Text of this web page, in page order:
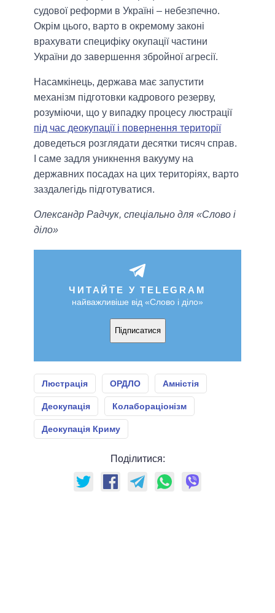
судової реформи в Україні – небезпечно.
Окрім цього, варто в окремому законі
врахувати специфіку окупації частини
України до завершення збройної агресії.
Насамкінець, держава має запустити
механізм підготовки кадрового резерву,
розуміючи, що у випадку процесу люстрації
під час деокупації і повернення території
доведеться розглядати десятки тисяч справ.
І саме задля уникнення вакууму на
державних посадах на цих територіях, варто
заздалегідь підготуватися.
Олександр Радчук, спеціально для «Слово і
діло»
ЧИТАЙТЕ У TELEGRAM
найважливіше від «Слово і діло»
Підписатися
Люстрація ОРДЛО Амністія
Деокупація Колабораціонізм
Деокупація Криму
Поділитися: